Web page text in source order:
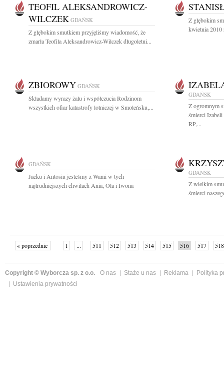
TEOFIL ALEKSANDROWICZ-
WILCZEK GDAŃSK
Z głębokim smutkiem przyjęliśmy wiadomość, że
zmarła Teofila Aleksandrowicz-Wilczek długoletni...
Z głębokim
kwietnia 2010
ZBIOROWY GDAŃSK
Składamy wyrazy żalu i współczucia Rodzinom
wszystkich ofiar katastrofy lotniczej w Smoleńsku,...
GDAŃSK
Z ogromnym
śmierci
RP,...
GDAŃSK
Jacku i Antosiu jesteśmy z Wami w tych
najtrudniejszych chwilach Ania, Ola i Iwona
GDAŃSK
Z wielkim
śmierci
« poprzednie 1 ... 511 512 513 514 515 516 517
518
Copyright © Wyborcza sp. z o.o. O nas Staże u nas Reklama
Polityka
Ustawienia prywatności